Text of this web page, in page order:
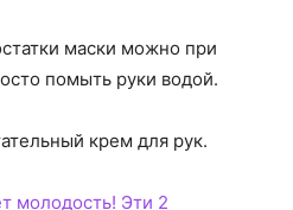
маски можно при
помыть руки водой.
крем для рук.
молодость! Эти 2